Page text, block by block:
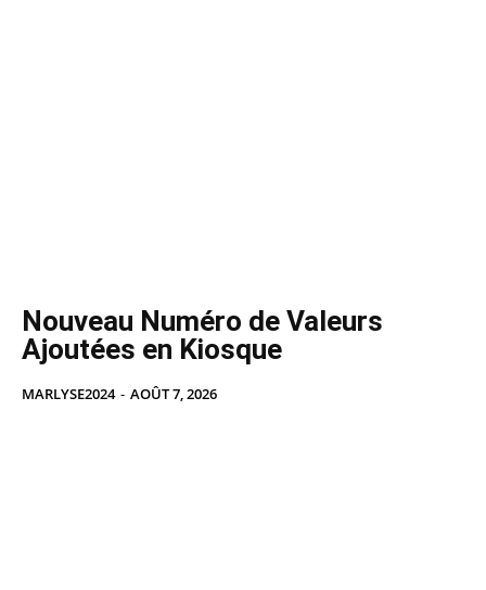
Nouveau Numéro de Valeurs
Ajoutées en Kiosque
MARLYSE2024 - AOÛT 7, 2026